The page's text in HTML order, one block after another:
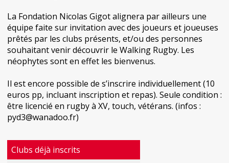
La Fondation Nicolas Gigot alignera par ailleurs une
équipe faite sur invitation avec des joueurs et joueuses
prêtés par les clubs présents, et/ou des personnes
souhaitant venir découvrir le Walking Rugby. Les
néophytes sont en effet les bienvenus.
Il est encore possible de s’inscrire individuellement (10
euros pp, incluant inscription et repas). Seule condition :
être licencié en rugby à XV, touch, vétérans. (infos :
pyd3@wanadoo.fr)
Clubs déjà inscrits